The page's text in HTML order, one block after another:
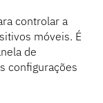
controlar a
móveis. É
de
configurações